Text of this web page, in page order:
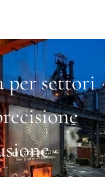
per settori